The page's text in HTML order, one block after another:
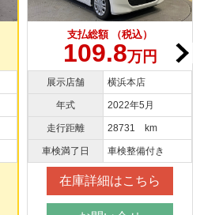
支払総額 （税込）
109.8万円
展示店舗 横浜本店
年式 2022年5月
走行距離 28731 km
車検満了日 車検整備付き
在庫詳細はこちら